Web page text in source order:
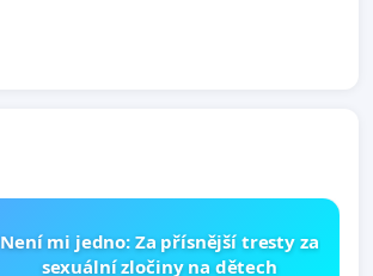
Není mi jedno: Za přísnější tresty za
sexuální zločiny na dětech